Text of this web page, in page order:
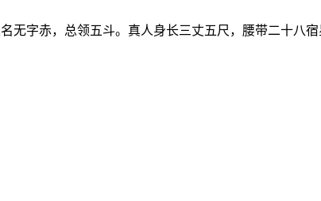
无字赤，总领五斗。真人身长三丈五尺，腰带二十八